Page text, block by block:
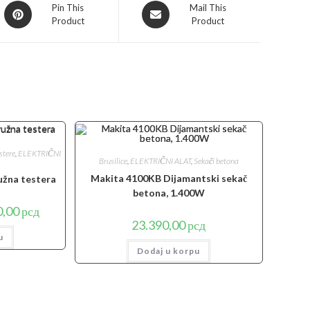
Opens
in
Pin This
Product
Opens
in
Mail This
Product
ELEKTRIČNI
testera
рсд.
рсдTrenutna
cena
Brusilice, ELEKTRIČNI ALAT, Sekači betona
Makita 4100KB Dijamantski sekač
betona, 1.400W
23.390,00рсд
Dodaj u korpu